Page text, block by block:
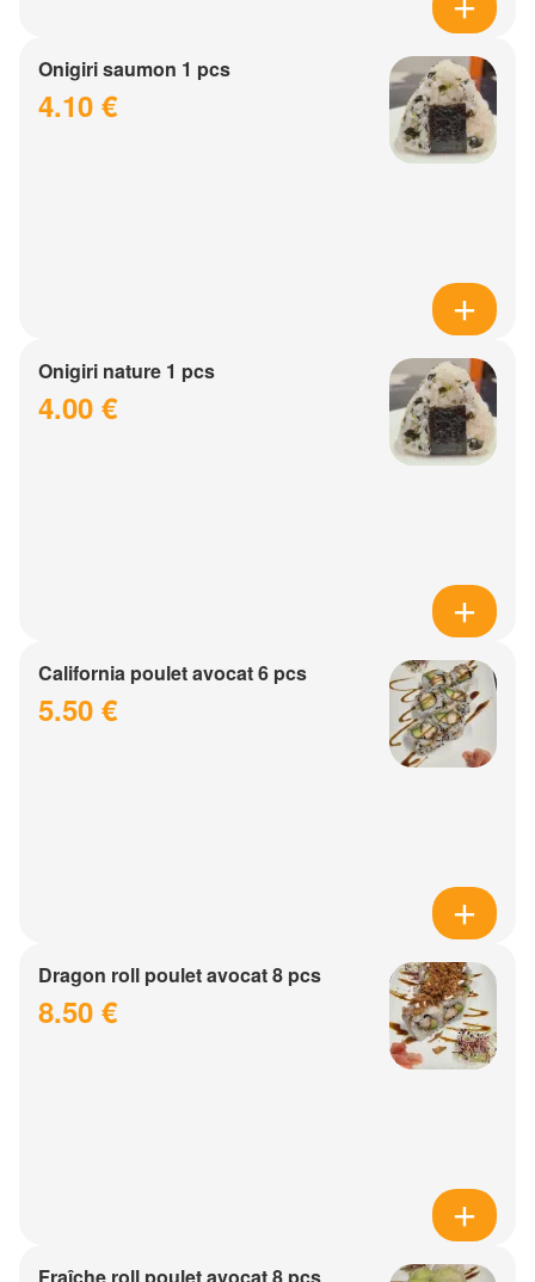
Onigiri saumon 1 pcs
4.10 €
Onigiri nature 1 pcs
4.00 €
California poulet avocat 6 pcs
5.50 €
Dragon roll poulet avocat 8 pcs
8.50 €